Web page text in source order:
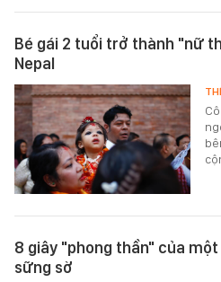
Bé gái 2 tuổi trở thành "nữ
Nepal
8 giây "phong thần" của
sững sờ